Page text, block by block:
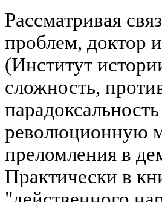
Рассматривая
проблем, доктор
(Институт
сложность,
революционную
преломления в
Практически в